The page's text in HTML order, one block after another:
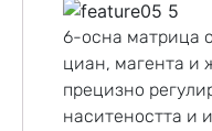
6-осна матрица
циан, магента и
прецизно
наситеността и